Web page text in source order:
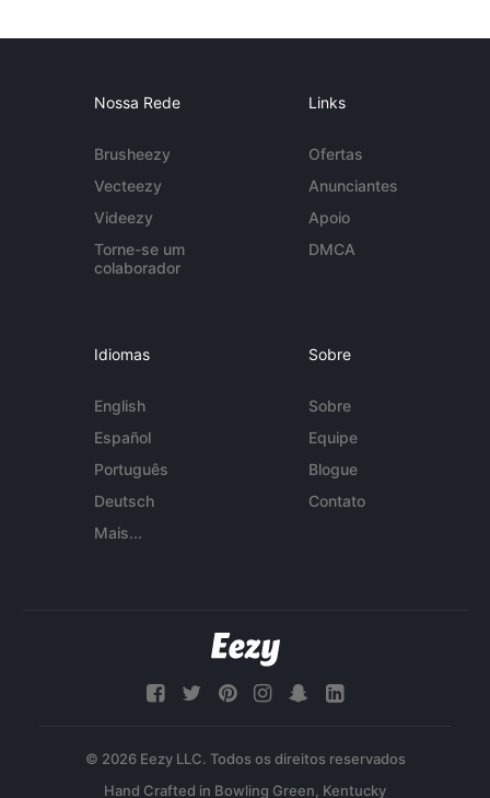
Nossa Rede
Brusheezy
Vecteezy
Videezy
Torne-se um
colaborador
Links
Ofertas
Anunciantes
Apoio
DMCA
Idiomas
English
Español
Português
Deutsch
Mais...
Sobre
Sobre
Equipe
Blogue
Contato
© 2026 Eezy LLC. Todos os direitos reservados